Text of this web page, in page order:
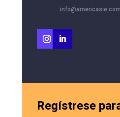
info@americasie.com
Regístrese